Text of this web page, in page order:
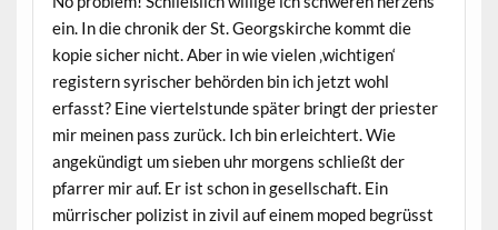
ein. In die chronik der St. Georgskirche kommt die
kopie sicher nicht. Aber in wie vielen ‚wichtigen‘
registern syrischer behörden bin ich jetzt wohl
erfasst? Eine viertelstunde später bringt der priester
mir meinen pass zurück. Ich bin erleichtert. Wie
angekündigt um sieben uhr morgens schließt der
pfarrer mir auf. Er ist schon in gesellschaft. Ein
mürrischer polizist in zivil auf einem moped begrüsst